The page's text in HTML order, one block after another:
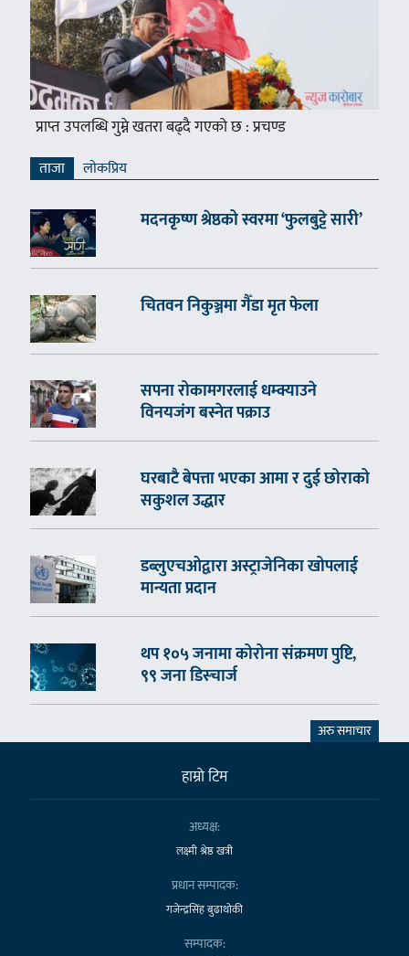
प्राप्त उपलब्धि गुम्ने खतरा बढ्दै गएको छ : प्रचण्ड
ताजा लाेकप्रिय
मदनकृष्ण श्रेष्ठको स्वरमा ‘फुलबुट्टे सारी’
चितवन निकुञ्जमा गैँडा मृत फेला
सपना रोकामगरलाई धम्क्याउने
विनयजंग बस्नेत पक्राउ
घरबाटै बेपत्ता भएका आमा र दुई छोराको
सकुशल उद्धार
डब्लुएचओद्वारा अस्ट्राजेनिका खोपलाई
मान्यता प्रदान
थप १०५ जनामा कोरोना संक्रमण पुष्टि,
९९ जना डिस्चार्ज
अरु समाचार
हाम्राे टिम
अध्यक्ष:
लक्ष्मी श्रेष्ठ खत्री
प्रधान सम्पादक:
गजेन्द्रसिंह बुढाथोकी
सम्पादक: